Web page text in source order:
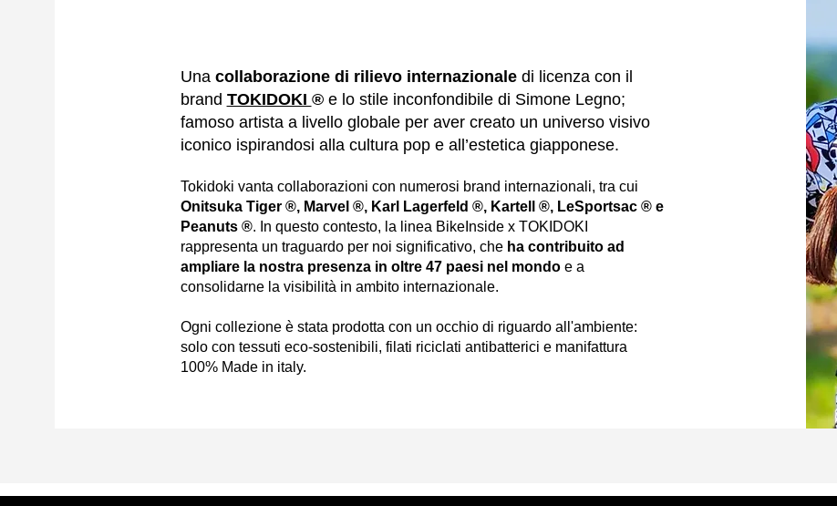
Una collaborazione di rilievo internazionaledi licenza con il
brand TOKIDOKI ®e lo stile inconfondibile di Simone Legno;
famoso artista a livello globale per aver creato un universo visivo
iconico ispirandosi alla cultura pop e all’estetica giapponese.
Tokidoki vanta collaborazioni con numerosi brand internazionali, tra cui
Onitsuka Tiger ®, Marvel ®, Karl Lagerfeld ®, Kartell ®, LeSportsac ® e
Peanuts ®. In questo contesto, la linea BikeInside x TOKIDOKI
rappresenta un traguardo per noi significativo, che ha contribuito ad
ampliare la nostra presenza in oltre 47 paesi nel mondoe a
consolidarne la visibilità in ambito internazionale.
Ogni collezione è stata prodotta con un occhio di riguardo all'ambiente:
solo con tessuti eco-sostenibili, filati riciclati antibatterici e manifattura
100% Made in italy.